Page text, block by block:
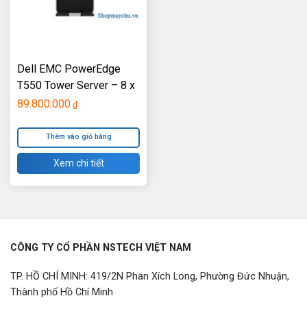
Dell EMC PowerEdge
T550 Tower Server – 8 x
2.5″
89.800.000 ₫
Thêm vào giỏ hàng
Xem chi tiết
CÔNG TY CỔ PHẦN NSTECH VIỆT NAM
TP. HỒ CHÍ MINH: 419/2N Phan Xích Long, Phường Đức Nhuận,
Thành phố Hồ Chí Minh